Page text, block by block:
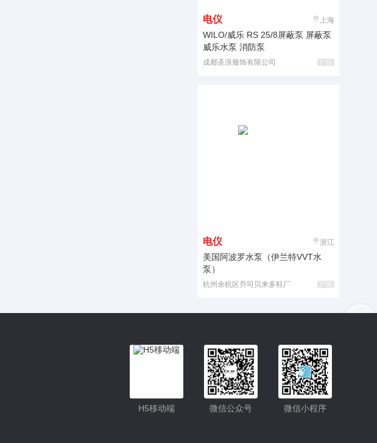
电仪 上海
WILO/威乐 RS 25/8屏蔽泵 屏蔽泵
威乐水泵 消防泵
成都圣浪服饰有限公司 广告
电仪 浙江
美国阿波罗水泵（伊兰特VVT水
泵）
杭州余杭区乔司贝来多鞋厂 广告
微信小程序
微信公众号
H5移动端
小程序更便捷的查找产品